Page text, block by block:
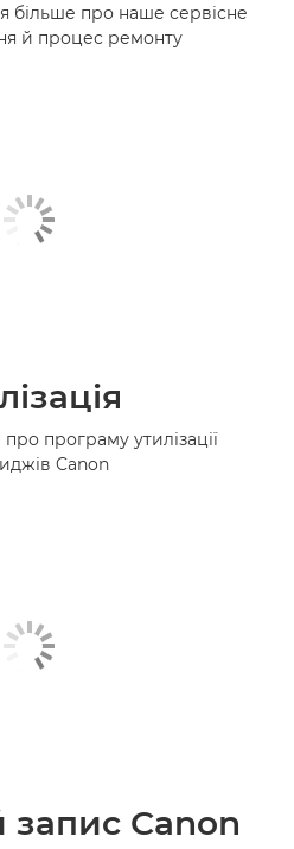
більше про наше сервісне
й процес ремонту
програму утилізації
Canon
запис Canon